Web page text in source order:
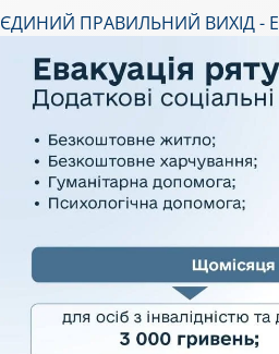
ЄДИНИЙ ПРАВИЛЬНИЙ ВИХІД -